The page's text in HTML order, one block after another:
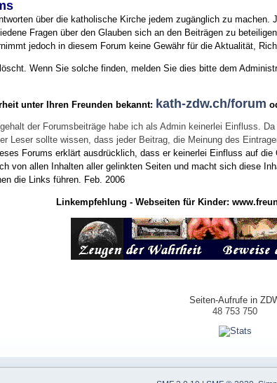
über die katholische Kirche jedem zugänglich zu
Fragen über den Glauben sich an den Beiträgen zu
jedoch in diesem Forum keine Gewähr für die Aktualität,
Wenn Sie solche finden, melden Sie dies bitte dem
unter Ihren Freunden bekannt: kath-zdw.ch/forum
der Forumsbeiträge habe ich als Admin keinerlei Einfluss.
Leser sollte wissen, dass jeder Beitrag, die Meinung des
Forums erklärt ausdrücklich, dass er keinerlei Einfluss auf
von allen Inhalten aller gelinkten Seiten und macht sich diese
die Links führen. Feb. 2006
Linkempfehlung - Webseiten für Kinder:
Seiten-Aufrufe in
48 753 750